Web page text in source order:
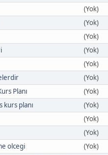
(Yok)
(Yok)
(Yok)
(Yok)
(Yok)
(Yok)
Planı
(Yok)
kurs planı
(Yok)
(Yok)
(Yok)
olcegi
(Yok)